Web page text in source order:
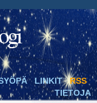
LINKIT
RSS
TIETOJA